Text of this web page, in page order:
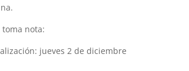
nota:
jueves 2 de diciembre